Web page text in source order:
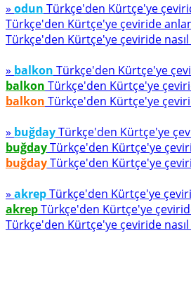
» odun Türkçe'den Kürtçe'ye
Türkçe'den Kürtçe'ye çeviride
Türkçe'den Kürtçe'ye çeviride
» balkon Türkçe'den Kürtçe'ye
balkon Türkçe'den Kürtçe'ye
balkon Türkçe'den Kürtçe'ye
» buğdayTürkçe'den Kürtçe'ye
buğdayTürkçe'den Kürtçe'ye
buğdayTürkçe'den Kürtçe'ye
» akrepTürkçe'den Kürtçe'ye
akrepTürkçe'den Kürtçe'ye
Türkçe'den Kürtçe'ye çeviride